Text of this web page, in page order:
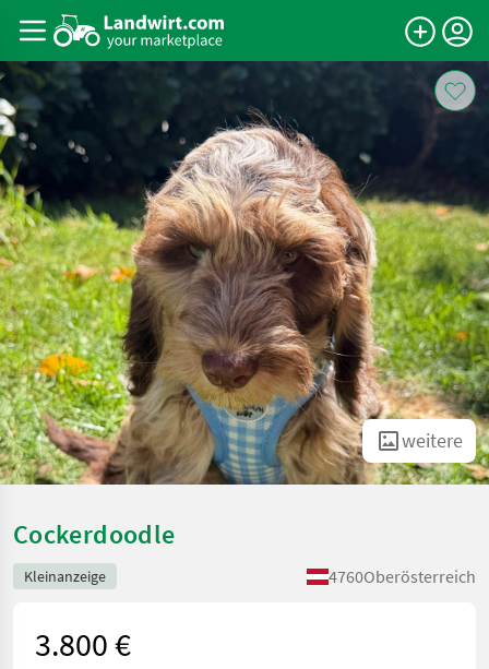
weitere
Cockerdoodle
Kleinanzeige 4760Oberösterreich
3.800 €